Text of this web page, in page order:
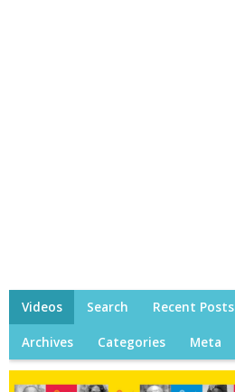
Videos Search Recent Posts
Archives Categories Meta